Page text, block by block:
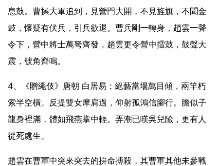
息鼓。曹操大軍追到，見營門大開，不見旌旗，不聞金
鼓，懷疑有伏兵，引兵欲退。曹兵剛一轉身，趙雲一聲
令下，營中將士萬弩齊發，趙雲更令營中擂鼓，鼓聲大
震，號角齊鳴。
4、《贈繩伎》唐朝 白居易：絕藝當場萬目傾，兩竿朽
索半空橫。反提雙女摩肩過，仰射孤鴻信腳行。膽似子
龍身裡滿，體如飛燕掌中輕。弄潮已嘆吳兒險，更有人
從死處生。
趙雲在曹軍中突來突去的拚命搏殺，其曹軍其他未參戰